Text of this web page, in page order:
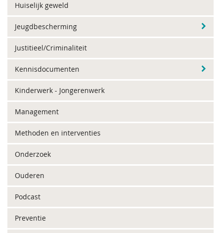
Huiselijk geweld
Jeugdbescherming
Justitieel/Criminaliteit
Kennisdocumenten
Kinderwerk - Jongerenwerk
Management
Methoden en interventies
Onderzoek
Ouderen
Podcast
Preventie